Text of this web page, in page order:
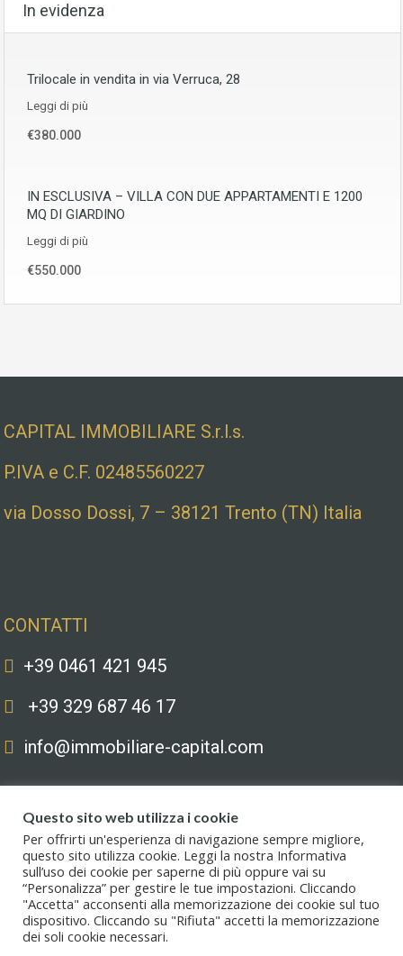
In evidenza
Trilocale in vendita in via Verruca, 28
Leggi di più
€380.000
IN ESCLUSIVA – VILLA CON DUE APPARTAMENTI E 1200
MQ DI GIARDINO
Leggi di più
€550.000
CAPITAL IMMOBILIARE S.r.l.s.
P.IVA e C.F. 02485560227
via Dosso Dossi, 7 – 38121 Trento (TN) Italia
CONTATTI
+39 0461 421 945
+39 329 687 46 17
info@immobiliare-capital.com
Copyright © 2020. All Rights Reserved. Capital immobiliare S.r.l.s. | Le
immagini hanno valore puramente illustrativo. I prezzi e le informazioni
possono essere soggetti a modifiche.
Questo sito web utilizza i cookie
Per offrirti un'esperienza di navigazione sempre migliore,
questo sito utilizza cookie. Leggi la nostra Informativa
sull’uso dei cookie per saperne di più oppure vai su
“Personalizza” per gestire le tue impostazioni. Cliccando
"Accetta" acconsenti alla memorizzazione dei cookie sul tuo
dispositivo. Cliccando su "Rifiuta" accetti la memorizzazione
dei soli cookie necessari.